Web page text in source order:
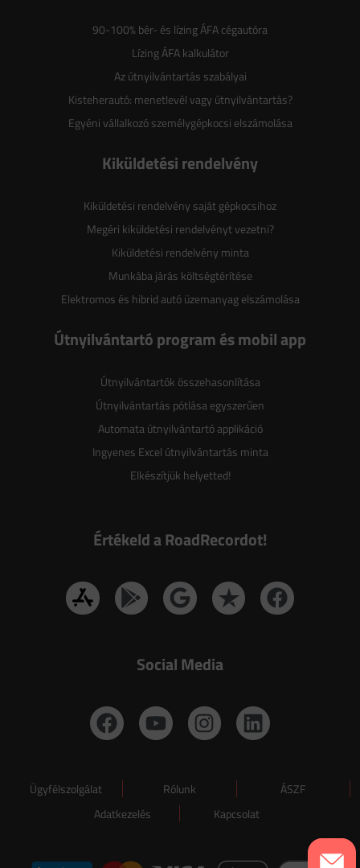
90-100% bér- és lízing ÁFA cégautóra
Lízing ÁFA kalkulátor
Az útnyilvántartás szabályai
Kisteherautó: menetlevél vagy útnyilvántartás?
Egyéni vállalkozó személygépkocsi elszámolása
Kiküldetési rendelvény
Kiküldetési rendelvény saját gépkocsihoz
Megéri kiküldetési rendelvényt vezetni?
Kiküldetési rendelvény minta
Munkába járás költségtérítése
Elektromos és hibrid autó üzemanyag elszámolása
Útnyilvántartó program és mobil app
Útnyilvántartók összehasonlítása
Útnyilvántartás pótlása egyszerűen
Automata útnyilvántartó applikáció
Ingyenes Excel útnyilvántartás minta
Elkészítjük helyetted!
Értékeld a RoadRecordot!
Social Media
Ügyfélszolgálat Rólunk
ÁSZF
Adatkezelés
Kapcsolat